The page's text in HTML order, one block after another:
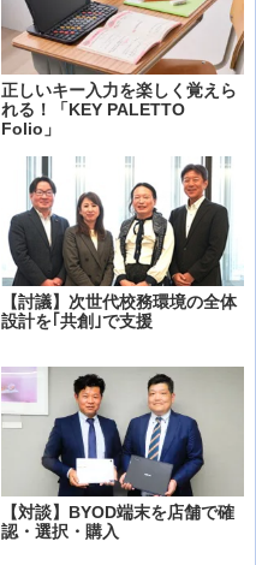
正しいキー入力を楽しく覚えら
れる！「KEY PALETTO
Folio」
【討議】次世代校務環境の全体
設計を｢共創｣で支援
【対談】BYOD端末を店舗で確
認・選択・購入